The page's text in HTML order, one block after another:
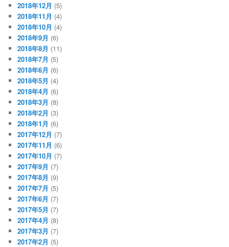
2018年12月 (5)
2018年11月 (4)
2018年10月 (4)
2018年9月 (6)
2018年8月 (11)
2018年7月 (5)
2018年6月 (6)
2018年5月 (4)
2018年4月 (6)
2018年3月 (8)
2018年2月 (3)
2018年1月 (6)
2017年12月 (7)
2017年11月 (6)
2017年10月 (7)
2017年9月 (7)
2017年8月 (9)
2017年7月 (5)
2017年6月 (7)
2017年5月 (7)
2017年4月 (8)
2017年3月 (7)
2017年2月 (5)